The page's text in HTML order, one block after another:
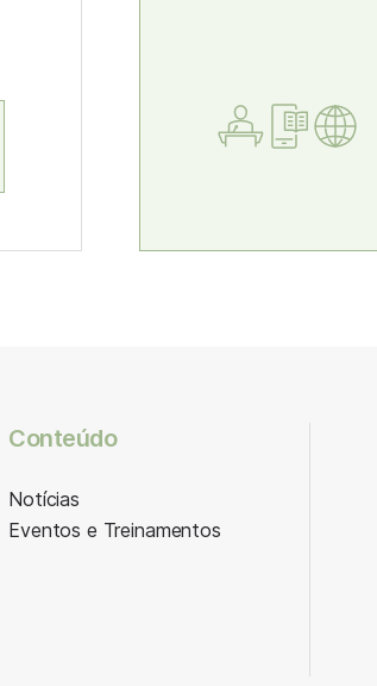
Conteúdo
Notícias
Eventos e Treinamentos